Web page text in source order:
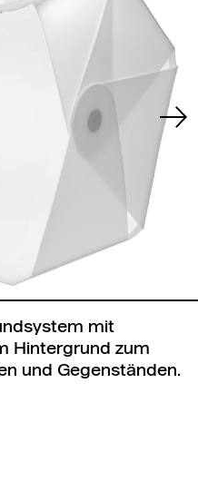
mit
Hintergrund zum
und Gegenständen.